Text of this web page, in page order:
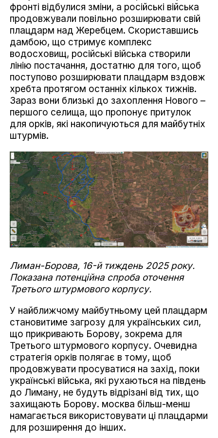
фронті відбулися зміни, а російські війська
продовжували повільно розширювати свій
плацдарм над Жеребцем. Скориставшись
дамбою, що стримує комплекс
водосховищ, російські війська створили
лінію постачання, достатню для того, щоб
поступово розширювати плацдарм вздовж
хребта протягом останніх кількох тижнів.
Зараз вони близькі до захоплення Нового –
першого селища, що пропонує притулок
для орків, які накопичуються для майбутніх
штурмів.
Лиман-Борова, 16-й тиждень 2025 року.
Показана потенційна спроба оточення
Третього штурмового корпусу.
У найближчому майбутньому цей плацдарм
становитиме загрозу для українських сил,
що прикривають Борову, зокрема для
Третього штурмового корпусу. Очевидна
стратегія орків полягає в тому, щоб
продовжувати просуватися на захід, поки
українські війська, які рухаються на південь
до Лиману, не будуть відрізані від тих, що
захищають Борову. москва більш-менш
намагається використовувати ці плацдарми
для розширення до інших.